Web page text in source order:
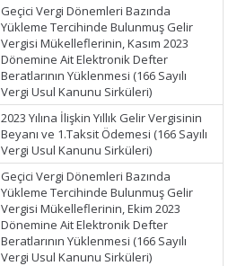
Geçici Vergi Dönemleri Bazında
Yükleme Tercihinde Bulunmuş Gelir
Vergisi Mükelleflerinin, Kasım 2023
Dönemine Ait Elektronik Defter
Beratlarının Yüklenmesi (166 Sayılı
Vergi Usul Kanunu Sirküleri)
2023 Yılına İlişkin Yıllık Gelir Vergisinin
Beyanı ve 1.Taksit Ödemesi (166 Sayılı
Vergi Usul Kanunu Sirküleri)
Geçici Vergi Dönemleri Bazında
Yükleme Tercihinde Bulunmuş Gelir
Vergisi Mükelleflerinin, Ekim 2023
Dönemine Ait Elektronik Defter
Beratlarının Yüklenmesi (166 Sayılı
Vergi Usul Kanunu Sirküleri)